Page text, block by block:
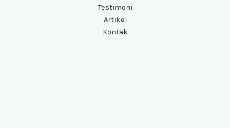
Testimoni
Artikel
Kontak